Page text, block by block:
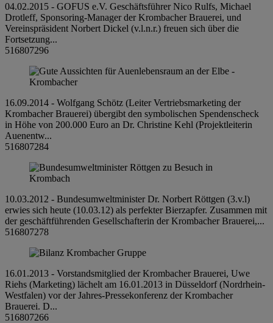
04.02.2015 - GOFUS e.V. Geschäftsführer Nico Rulfs, Michael
Drotleff, Sponsoring-Manager der Krombacher Brauerei, und
Vereinspräsident Norbert Dickel (v.l.n.r.) freuen sich über die
Fortsetzung...
516807296
16.09.2014 - Wolfgang Schötz (Leiter Vertriebsmarketing der
Krombacher Brauerei) übergibt den symbolischen Spendenscheck
in Höhe von 200.000 Euro an Dr. Christine Kehl (Projektleiterin
Auenentw...
516807284
10.03.2012 - Bundesumweltminister Dr. Norbert Röttgen (3.v.l)
erwies sich heute (10.03.12) als perfekter Bierzapfer. Zusammen mit
der geschäftführenden Gesellschafterin der Krombacher Brauerei,...
516807278
16.01.2013 - Vorstandsmitglied der Krombacher Brauerei, Uwe
Riehs (Marketing) lächelt am 16.01.2013 in Düsseldorf (Nordrhein-
Westfalen) vor der Jahres-Pressekonferenz der Krombacher
Brauerei. D...
516807266